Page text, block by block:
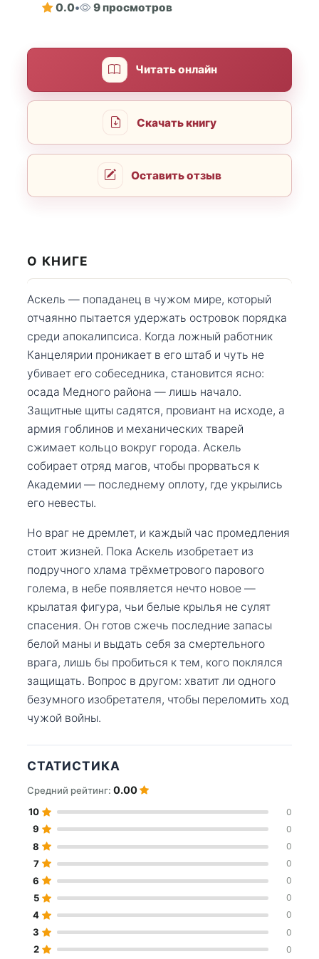
0.0• 9 просмотров
Читать онлайн
Скачать книгу
Оставить отзыв
О КНИГЕ
Аскель — попаданец в чужом мире, который
отчаянно пытается удержать островок порядка
среди апокалипсиса. Когда ложный работник
Канцелярии проникает в его штаб и чуть не
убивает его собеседника, становится ясно:
осада Медного района — лишь начало.
Защитные щиты садятся, провиант на исходе, а
армия гоблинов и механических тварей
сжимает кольцо вокруг города. Аскель
собирает отряд магов, чтобы прорваться к
Академии — последнему оплоту, где укрылись
его невесты.
Но враг не дремлет, и каждый час промедления
стоит жизней. Пока Аскель изобретает из
подручного хлама трёхметрового парового
голема, в небе появляется нечто новое —
крылатая фигура, чьи белые крылья не сулят
спасения. Он готов сжечь последние запасы
белой маны и выдать себя за смертельного
врага, лишь бы пробиться к тем, кого поклялся
защищать. Вопрос в другом: хватит ли одного
безумного изобретателя, чтобы переломить ход
чужой войны.
СТАТИСТИКА
Средний рейтинг: 0.00
10 0
9 0
8 0
7 0
6 0
5 0
4 0
3 0
2 0